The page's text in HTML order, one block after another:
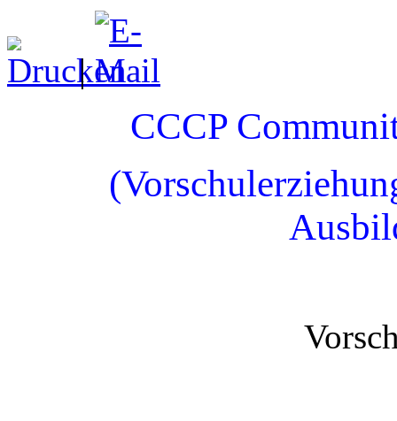
|
CCCP